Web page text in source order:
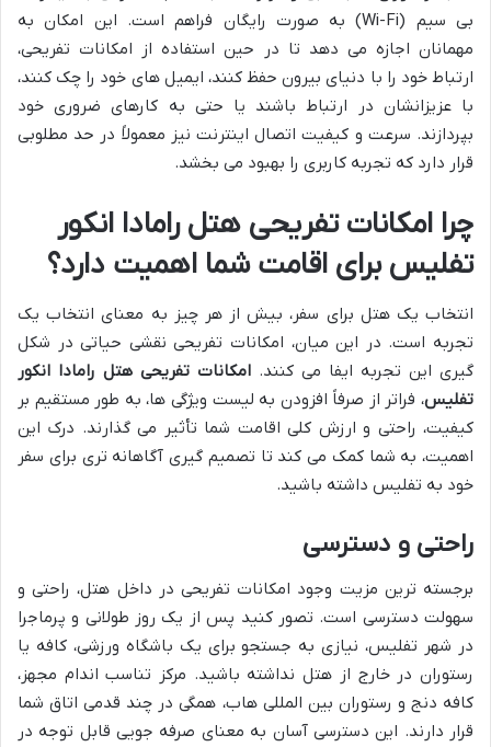
بی سیم (Wi-Fi) به صورت رایگان فراهم است. این امکان به
مهمانان اجازه می دهد تا در حین استفاده از امکانات تفریحی،
ارتباط خود را با دنیای بیرون حفظ کنند، ایمیل های خود را چک کنند،
با عزیزانشان در ارتباط باشند یا حتی به کارهای ضروری خود
بپردازند. سرعت و کیفیت اتصال اینترنت نیز معمولاً در حد مطلوبی
قرار دارد که تجربه کاربری را بهبود می بخشد.
چرا امکانات تفریحی هتل رامادا انکور
تفلیس برای اقامت شما اهمیت دارد؟
انتخاب یک هتل برای سفر، بیش از هر چیز به معنای انتخاب یک
تجربه است. در این میان، امکانات تفریحی نقشی حیاتی در شکل
گیری این تجربه ایفا می کنند. امکانات تفریحی هتل رامادا انکور
تفلیس، فراتر از صرفاً افزودن به لیست ویژگی ها، به طور مستقیم بر
کیفیت، راحتی و ارزش کلی اقامت شما تأثیر می گذارند. درک این
اهمیت، به شما کمک می کند تا تصمیم گیری آگاهانه تری برای سفر
خود به تفلیس داشته باشید.
راحتی و دسترسی
برجسته ترین مزیت وجود امکانات تفریحی در داخل هتل، راحتی و
سهولت دسترسی است. تصور کنید پس از یک روز طولانی و پرماجرا
در شهر تفلیس، نیازی به جستجو برای یک باشگاه ورزشی، کافه یا
رستوران در خارج از هتل نداشته باشید. مرکز تناسب اندام مجهز،
کافه دنج و رستوران بین المللی هاب، همگی در چند قدمی اتاق شما
قرار دارند. این دسترسی آسان به معنای صرفه جویی قابل توجه در